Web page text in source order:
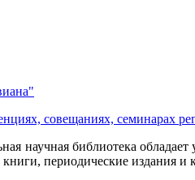
совещаниях, семинарах
научная библиотека
периодические издания